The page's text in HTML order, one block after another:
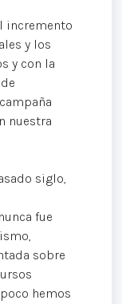
incremento
y los
y con la
nuestra
siglo,
fue
sobre
hemos